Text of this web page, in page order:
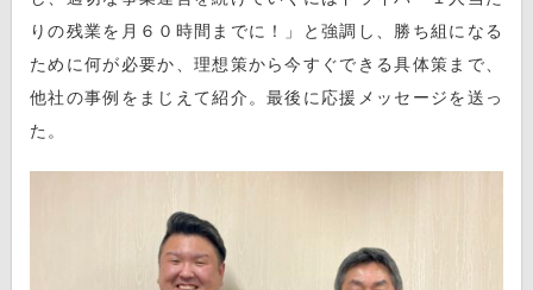
りの残業を月６０時間までに！」と強調し、勝ち組になる
ために何が必要か、理想策から今すぐできる具体策まで、
他社の事例をまじえて紹介。最後に応援メッセージを送っ
た。